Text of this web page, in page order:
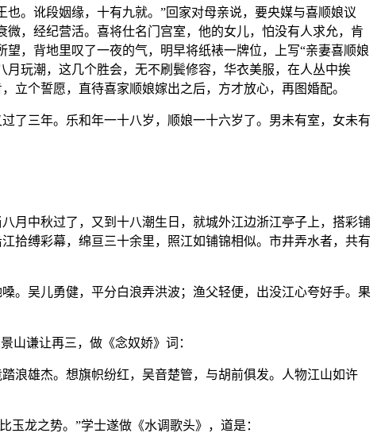
。讹段姻缘，十有九就。”回家对母亲说，要央媒与喜顺娘议
，经纪营活。喜将仕名门宫室，他的女儿，怕没有人求允，肯
，背地里叹了一夜的气，明早将纸裱一牌位，上写“亲妻喜顺娘
玩潮，这几个胜会，无不刷鬓修容，华衣美服，在人丛中挨
立个誓愿，直待喜家顺娘嫁出之后，方才放心，再图婚配。
了三年。乐和年一十八岁，顺娘一十六岁了。男未有室，女未有
月中秋过了，又到十八潮生日，就城外江边浙江亭子上，搭彩铺
拾缚彩幕，绵亘三十余里，照江如铺锦相似。市井弄水者，共有
。吴儿勇健，平分白浪弄洪波；渔父轻便，出没江心夸好手。果
山谦让再三，做《念奴娇》词：
浪雄杰。想旗帜纷红，吴音楚管，与胡前俱发。人物江山如许
龙之势。”学士遂做《水调歌头》，道是：